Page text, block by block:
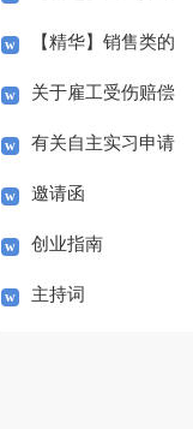
的作文300字集锦八篇
【精华】销售类的
实习报告锦集六篇
关于雇工受伤赔偿
协议书范本（精选3
篇）
有关自主实习申请
书3篇邀请函
创业指南
主持词